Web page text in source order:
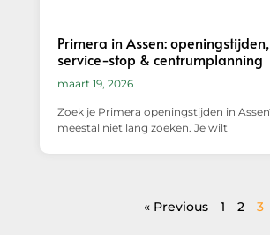
Primera in Assen:
service-stop & centrumplanning
maart 19, 2026
Zoek je Primera openingstijden in
meestal niet lang zoeken. Je wilt
« Previous 1 2 3